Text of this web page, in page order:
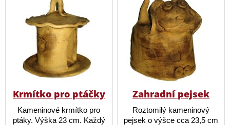
Krmítko pro ptáčky
Kameninové krmítko pro
ptáky. Výška 23 cm. Každý
Zahradní pejsek
Roztomilý kameninový
pejsek o výšce cca 23,5 cm